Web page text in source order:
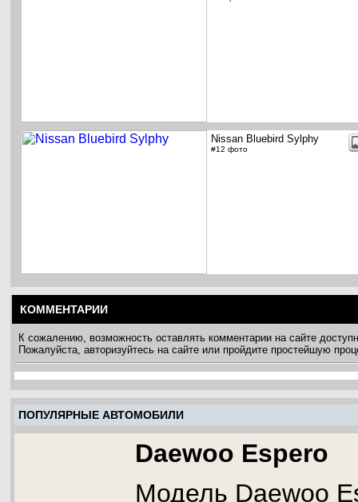
Nissan Bluebird Sylphy
#12 фото
КОММЕНТАРИИ
К сожалению, возможность оставлять комментарии на сайте
Пожалуйста, авторизуйтесь на сайте или пройдите простейшую
ПОПУЛЯРНЫЕ АВТОМОБИЛИ
Daewoo Espero
Модель Daewoo